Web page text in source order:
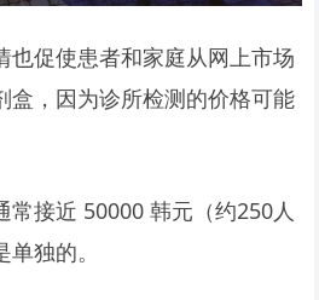
也促使患者和家庭从网上市场
盒，因为诊所检测的价格可能
常接近 50000 韩元（约250人
独的。